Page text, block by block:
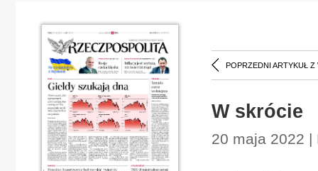
POPRZEDNI ARTYKUŁ Z
W skrócie
20 maja 2022 |